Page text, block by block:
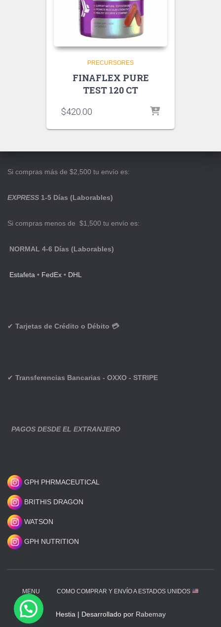
PRECURSORES
FINAFLEX PURE
TEST 120 CT
$420.00
Si compras más de $2,500 tu envío es:
EXPRESS 1-5 Días (Laborables)
Si compras menos de $1,500 tu envío es:
NORMAL 4-6 Días (Laborables)
Estafeta • FedEx • DHL
✔ Tarjetas de Crédito o Débito 💳
✔ Transferencias Bancarias - OXXO - STRIPE
PAGOS DESDE EL EXTRANJERO
GPH PHRMACEUTICAL
BRITHIS DRAGON
WATSON
GPH NUTRITION
MENU COMO COMPRAR Y ENVÍO A ESTADOS UNIDOS
Hestia | Desarrollado por Rabemay